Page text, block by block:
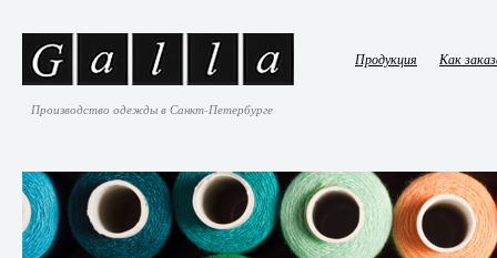
Производство одежды в Санкт-Петербурге
Продукция Как